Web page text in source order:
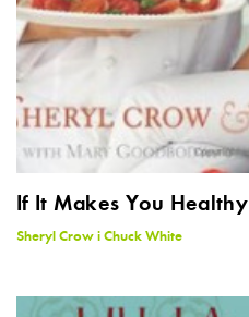
If It Makes You Healthy
Sheryl Crow i Chuck White